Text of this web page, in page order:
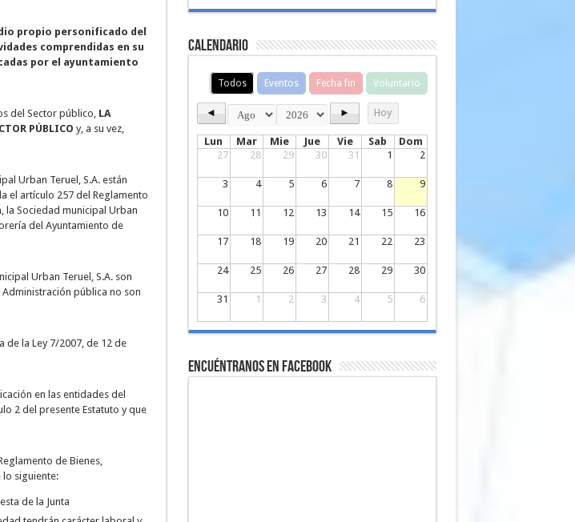
propio personificado del
comprendidas en su
por el ayuntamiento
del Sector público, LA
PÚBLICO y, a su vez,
Urban Teruel, S.A. están
el artículo 257 del Reglamento
la Sociedad municipal Urban
del Ayuntamiento de
Urban Teruel, S.A. son
pública no son
de la Ley 7/2007, de 12 de
en las entidades del
2 del presente Estatuto y que
de Bienes,
lo siguiente:
de la Junta
Calendario
Todos Eventos Fecha fin Voluntario
◄ ► Hoy
Lun Mar Mie Jue Vie Sab
Dom
27
28 29 30 31 1 2
3 4 5 6 7 8 9
10 11 12 13 14 15 16
17 18 19 20 21 22 23
24 25 26 27 28 29 30
31 1 2 3 4 5 6
Encuéntranos en Facebook